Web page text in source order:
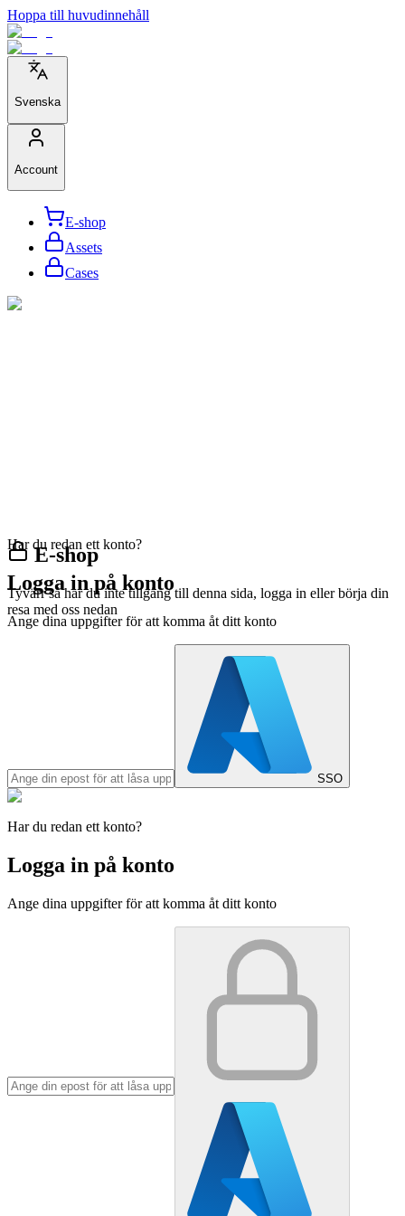
Hoppa till huvudinnehåll
Svenska
Account
E-shop
Assets
Cases
E-shop
Tyvärr så har du inte tillgång till denna sida, logga in eller börja din
resa med oss nedan
Har du redan ett konto?
Logga in på konto
Ange dina uppgifter för att komma åt ditt konto
SSO
Har du redan ett konto?
Logga in på konto
Ange dina uppgifter för att komma åt ditt konto